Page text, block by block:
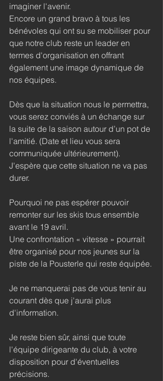
imaginer l'avenir.
Encore un grand bravo à tous les
bénévoles qui ont su se mobiliser pour
que notre club reste un leader en
termes d'organisation en offrant
également une image dynamique de
nos équipes.
Dès que la situation nous le permettra,
vous serez conviés à un échange sur
la suite de la saison autour d’un pot de
l'amitié. (Date et lieu vous sera
communiquée ultérieurement).
J'espère que cette situation ne va pas
durer.
Pourquoi ne pas espérer pouvoir
remonter sur les skis tous ensemble
avant le 19 avril.
Une confrontation « vitesse » pourrait
être organisé pour nos jeunes sur la
piste de la Pousterle qui reste équipée.
Je ne manquerai pas de vous tenir au
courant dès que j'aurai plus
d'information.
Je reste bien sûr, ainsi que toute
l'équipe dirigeante du club, à votre
disposition pour d'éventuelles
précisions.